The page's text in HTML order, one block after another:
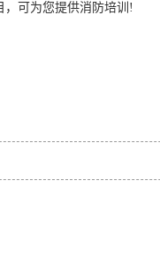
可为您提供消防培训!